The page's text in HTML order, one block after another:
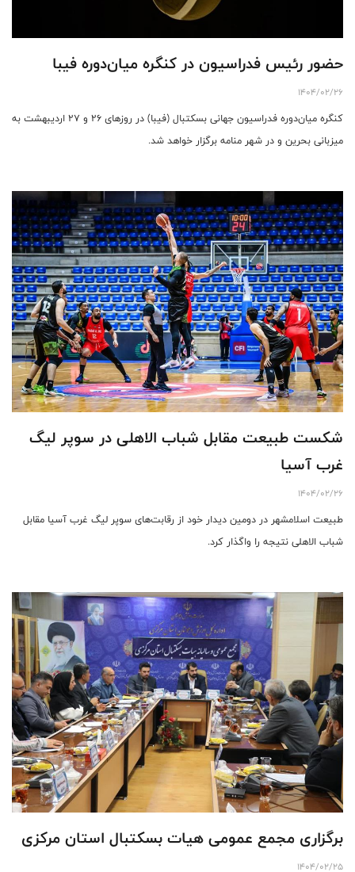
حضور رئیس فدراسیون در کنگره میان‌دوره فیبا
1404/02/26
کنگره میان‌دوره فدراسیون جهانی بسکتبال (فیبا) در روزهای ۲۶ و ۲۷ اردیبهشت به
میزبانی بحرین و در شهر منامه برگزار خواهد شد.
شکست طبیعت مقابل شباب الاهلی در سوپر لیگ
غرب آسیا
1404/02/26
طبیعت اسلامشهر در دومین دیدار خود از رقابت‌های سوپر لیگ غرب آسیا مقابل
شباب الاهلی نتیجه را واگذار کرد.
برگزاری مجمع عمومی هیات بسکتبال استان مرکزی
1404/02/25